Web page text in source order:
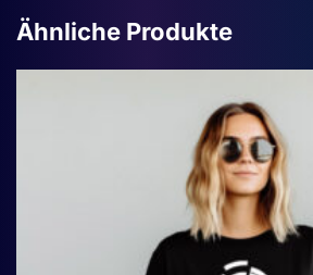
Ähnliche Produkte